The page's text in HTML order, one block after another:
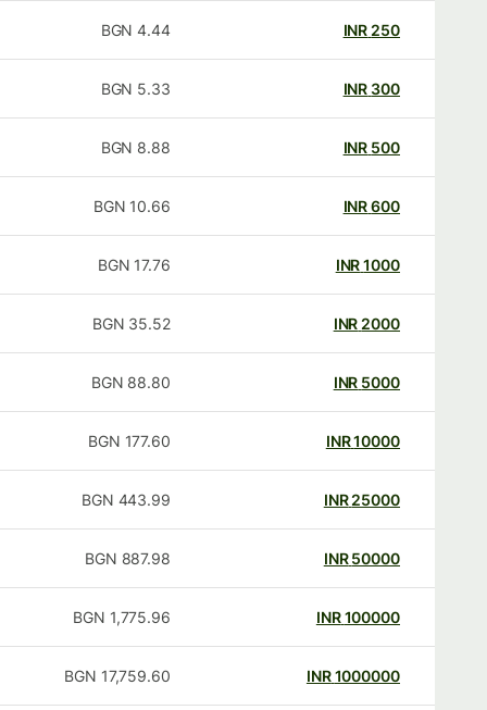
250
INR
4.44
BGN
300
INR
5.33
BGN
500
INR
8.88
BGN
600
INR
10.66
BGN
1000
INR
17.76
BGN
2000
INR
35.52
BGN
5000
INR
88.80
BGN
10000
INR
177.60
BGN
25000
INR
443.99
BGN
50000
INR
887.98
BGN
100000
INR
1,775.96
BGN
1000000
INR
17,759.60
BGN